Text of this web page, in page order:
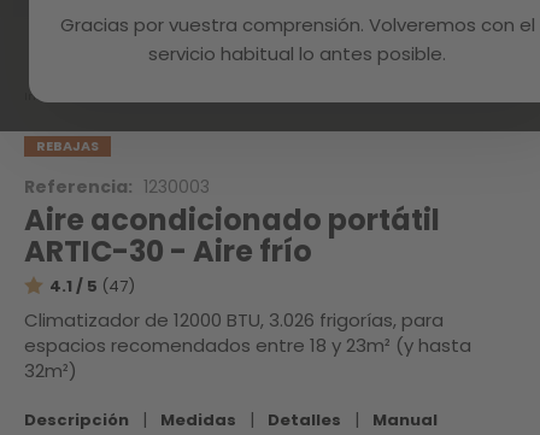
Gracias por vuestra comprensión. Volveremos con el
servicio habitual lo antes posible.
beginning
gallery
Inicio
REBAJAS
Referencia: 1230003
Aire acondicionado portátil
ARTIC-30 - Aire frío
4.1 / 5 (47)
Climatizador de 12000 BTU, 3.026 frigorías, para
espacios recomendados entre 18 y 23m² (y hasta
32m²)
Descripción | Medidas | Detalles | Manual